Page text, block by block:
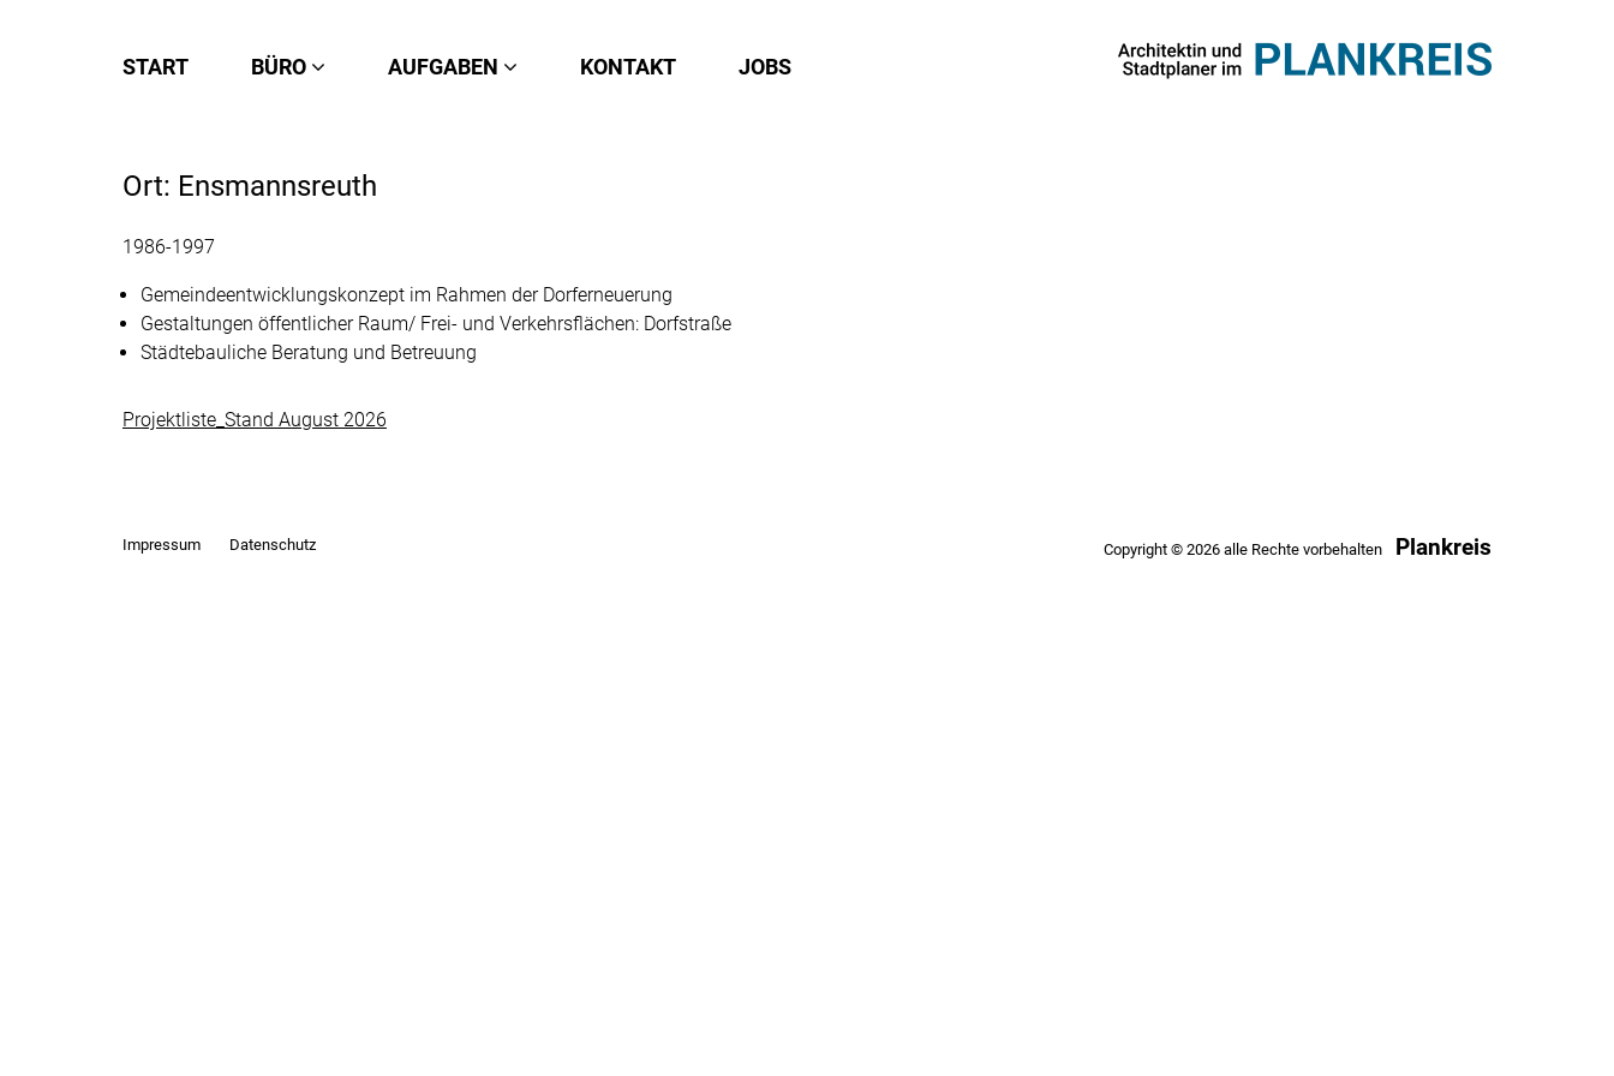
START BÜRO AUFGABEN KONTAKT JOBS
Ort: Ensmannsreuth
1986-1997
Gemeindeentwicklungskonzept im Rahmen der Dorferneuerung
Gestaltungen öffentlicher Raum/ Frei- und Verkehrsflächen: Dorfstraße
Städtebauliche Beratung und Betreuung
Projektliste_Stand August 2026
Impressum Datenschutz Copyright © 2026 alle Rechte vorbehalten Plankreis